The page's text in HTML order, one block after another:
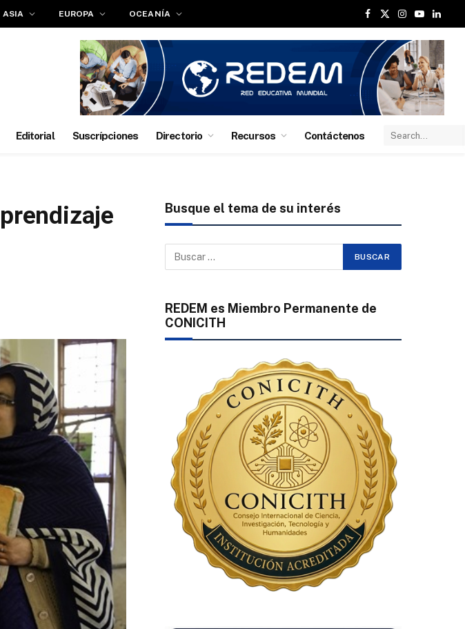
ASIA EUROPA OCEANÍA
Facebook
X
Instagram
YouTube
Editorial Suscrípciones Directorio Recursos Contáctenos
Busque el tema de su interés
REDEM es Miembro Permanente de
CONICITH